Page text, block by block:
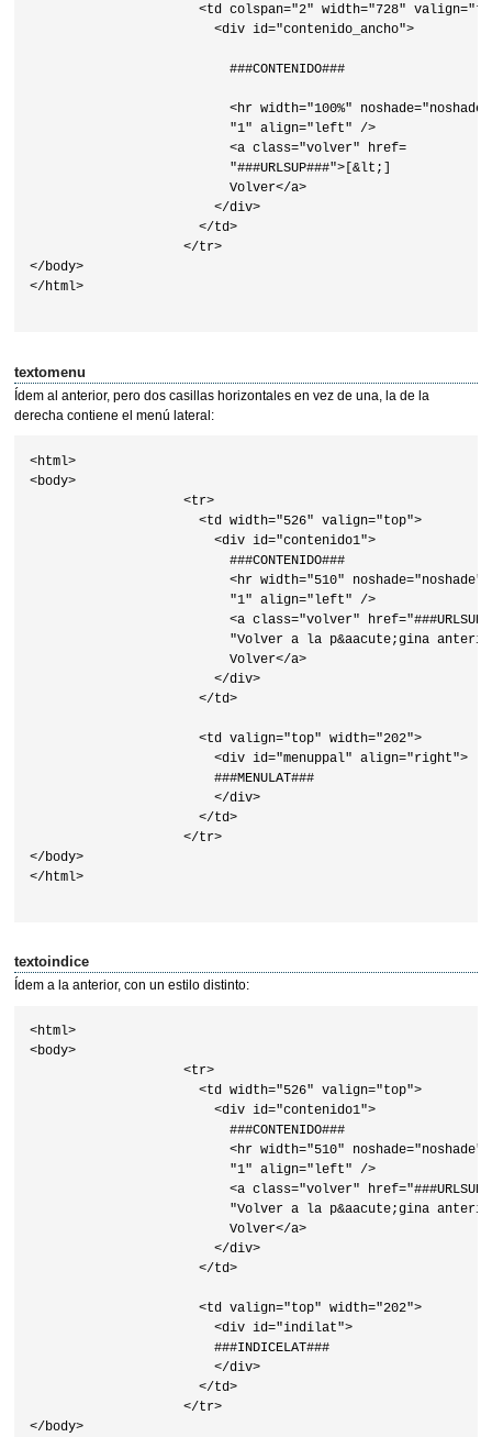
<td colspan="2" width="728"
                        <div id="contenido_ancho">
                          ###CONTENIDO###
<hr width="100%"
                          "1" align="left" />
                          <a class="volver" href=
                          "###URLSUP###">[&lt;]
                          Volver</a>
                        </div>
                      </td>
                    </tr>
</body>
</html>
textomenu
Ídem al anterior, pero dos casillas horizontales en vez de una, la de la
derecha contiene el menú lateral:
<html>
<body>
                    <tr>
                      <td width="526" valign="top">
                        <div id="contenido1">
                          ###CONTENIDO###
<hr width="510" noshade="noshade"
                          "1" align="left" />
<a class="volver"
"Volver a la p&aacute;gina
                          Volver</a>
                        </div>
                      </td>
                      <td valign="top" width="202">
                        <div id="menuppal" align="right">
                        ###MENULAT###
                        </div>
                      </td>
                    </tr>
</body>
</html>
textoindice
Ídem a la anterior, con un estilo distinto:
<html>
<body>
                    <tr>
                      <td width="526" valign="top">
                        <div id="contenido1">
                          ###CONTENIDO###
<hr width="510" noshade="noshade"
                          "1" align="left" />
<a class="volver"
"Volver a la p&aacute;gina
                          Volver</a>
                        </div>
                      </td>
                      <td valign="top" width="202">
                        <div id="indilat">
                        ###INDICELAT###
                        </div>
                      </td>
                    </tr>
</body>